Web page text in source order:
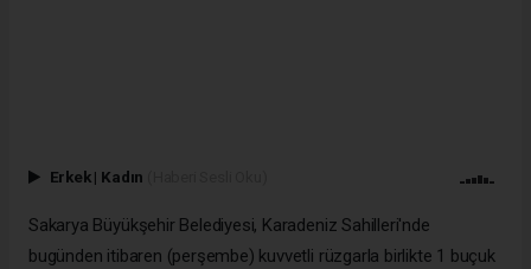
Erkek | Kadın
Sakarya Büyükşehir Belediyesi, Karadeniz Sahilleri'nde
bugünden itibaren (perşembe) kuvvetli rüzgarla birlikte 1 buçuk